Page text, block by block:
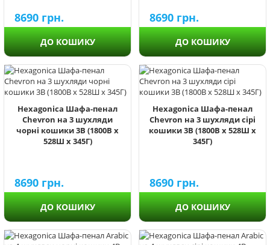
8690 грн.
ДО КОШИКУ
8690 грн.
ДО КОШИКУ
Hexagonica Шафа-пенал
Chevron на 3 шухляди
чорні кошики 3В (1800В х
528Ш х 345Г)
8690 грн.
ДО КОШИКУ
Hexagonica Шафа-пенал
Chevron на 3 шухляди сірі
кошики 3В (1800В х 528Ш х
345Г)
8690 грн.
ДО КОШИКУ